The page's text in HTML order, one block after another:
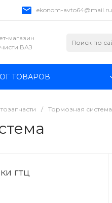
ekonom-avto64@mail.ru
магазин
ВАЗ
ТОВАРОВ
/ Тормозная система
гтц